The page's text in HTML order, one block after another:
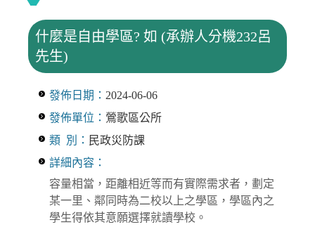
什麼是自由學區? 如 (承辦人分機232呂
先生)
發佈日期： 2024-06-06
發佈單位： 鶯歌區公所
類 別： 民政災防課
詳細內容：
容量相當，距離相近等而有實際需求者，劃定
某一里、鄰同時為二校以上之學區，學區內之
學生得依其意願選擇就讀學校。